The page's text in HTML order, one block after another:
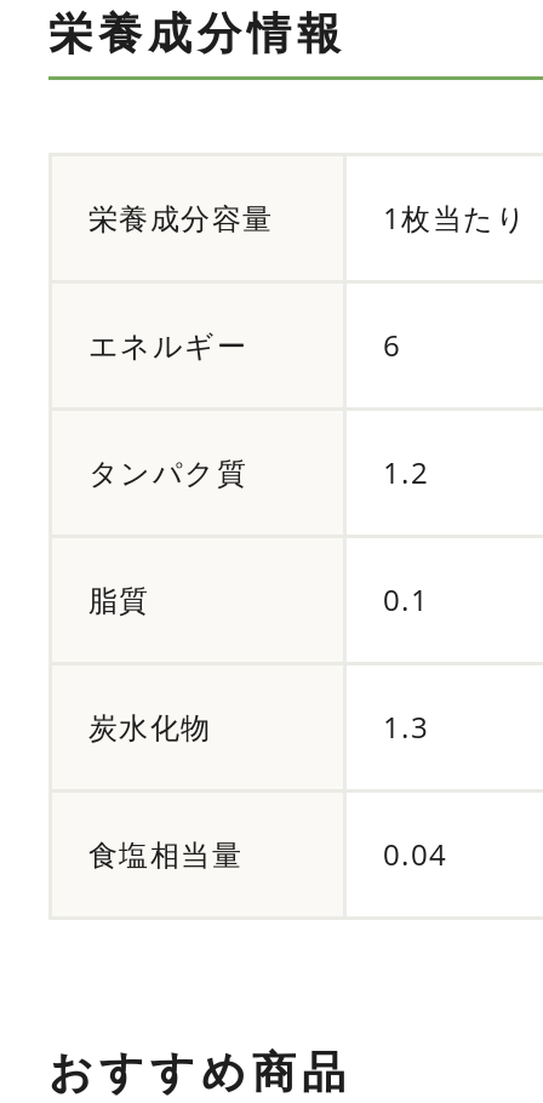
栄養成分情報
栄養成分容量 1枚当たり
エネルギー 6
タンパク質 1.2
脂質 0.1
炭水化物 1.3
食塩相当量 0.04
おすすめ商品